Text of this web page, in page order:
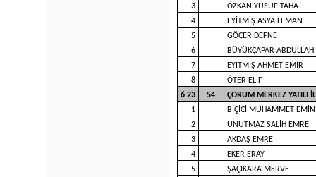
3
ÖZKAN YUSUF TAHA
4
EYİTMİŞ ASYA LEMAN
5
GÖÇER DEFNE
6
BÜYÜKÇAPAR
7
EYİTMİŞ AHMET EMİR
8
ÖTER ELİF
6.23
54
ÇORUM MERKEZ YATILI
1
BİÇİCİ MUHAMMET EMİN
2
UNUTMAZ SALİH EMRE
3
AKDAŞ EMRE
4
EKER ERAY
5
ŞAÇIKARA MERVE